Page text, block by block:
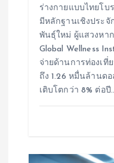
ร่างกายแบบไทยโบ
มีหลักฐานเชิงประจั
พันธุ์ใหม่ ผู้แสวงหา
Global Wellness
จ่ายด้านการท่องเที่
ถึง 1.26 หมื่นล้านด
เติบโตกว่า 8% ต่อปี